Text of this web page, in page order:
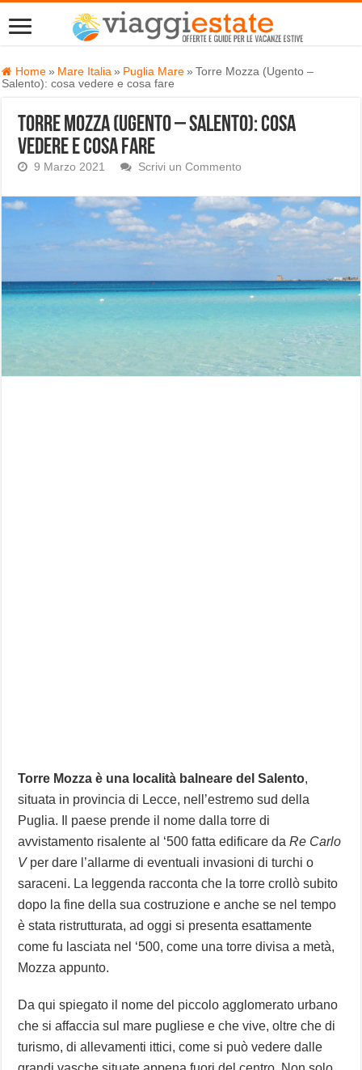
Home » Mare Italia » Puglia Mare » Torre Mozza (Ugento –
Salento): cosa vedere e cosa fare
Torre Mozza (Ugento – Salento): cosa
vedere e cosa fare
9 Marzo 2021 Scrivi un Commento
Torre Mozza è una località balneare del Salento,
situata in provincia di Lecce, nell’estremo sud della
Puglia. Il paese prende il nome dalla torre di
avvistamento risalente al ‘500 fatta edificare daRe Carlo
Vper dare l’allarme di eventuali invasioni di turchi o
saraceni. La leggenda racconta che la torre crollò subito
dopo la fine della sua costruzione e anche se nel tempo
è stata ristrutturata, ad oggi si presenta esattamente
come fu lasciata nel ‘500, come una torre divisa a metà,
Mozza appunto.
Da qui spiegato il nome del piccolo agglomerato urbano
che si affaccia sul mare pugliese e che vive, oltre che di
turismo, di allevamenti ittici, come si può vedere dalle